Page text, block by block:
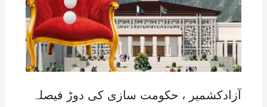
آزادکشمیر ، حکومت سازی کی دوڑ فیصلہ